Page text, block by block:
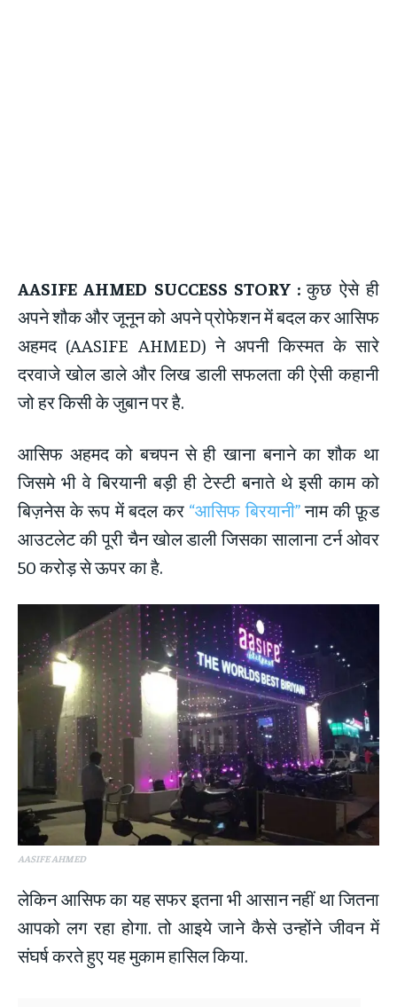
AASIFE AHMED SUCCESS STORY :कुछ ऐसे ही
अपने शौक और जूनून को अपने प्रोफेशन में बदल कर आसिफ
अहमद (AASIFE AHMED) ने अपनी किस्मत के सारे
दरवाजे खोल डाले और लिख डाली सफलता की ऐसी कहानी
जो हर किसी के जुबान पर है.
आसिफ अहमद को बचपन से ही खाना बनाने का शौक था
जिसमे भी वे बिरयानी बड़ी ही टेस्टी बनाते थे इसी काम को
बिज़नेस के रूप में बदल कर “आसिफ बिरयानी”नाम की फ़ूड
आउटलेट की पूरी चैन खोल डाली जिसका सालाना टर्न ओवर
50 करोड़ से ऊपर का है.
AASIFE AHMED
लेकिन आसिफ का यह सफर इतना भी आसान नहीं था जितना
आपको लग रहा होगा. तो आइये जाने कैसे उन्होंने जीवन में
संघर्ष करते हुए यह मुकाम हासिल किया.